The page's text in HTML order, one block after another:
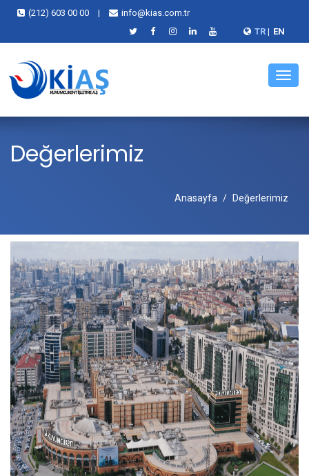
(212) 603 00 00 |
info@kias.com.tr
TR | EN
Menü
Değerlerimiz
Anasayfa Değerlerimiz